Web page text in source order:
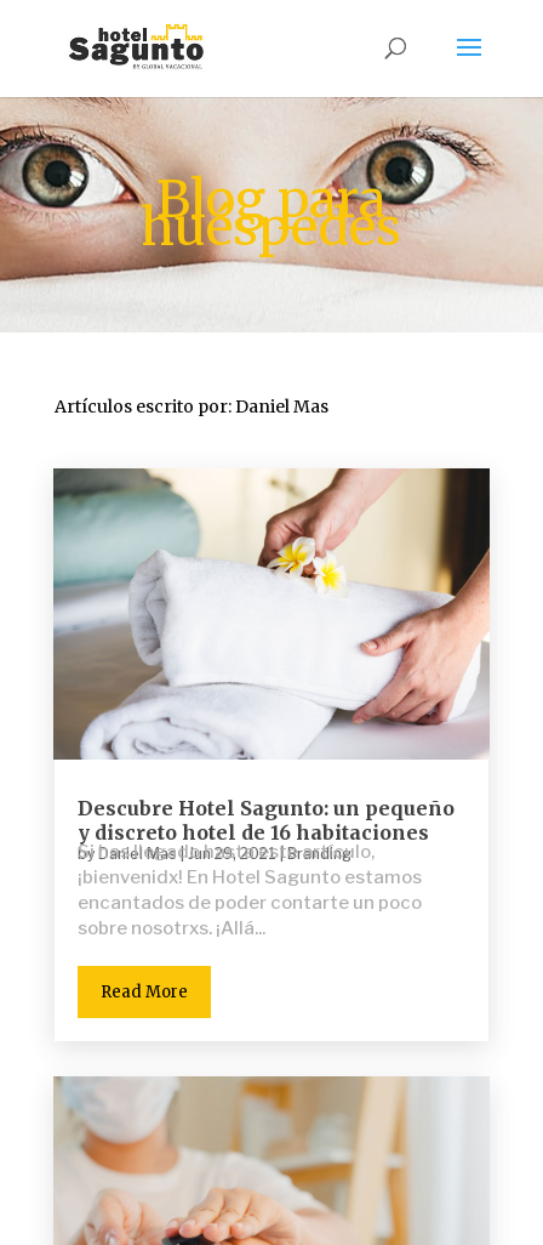
Blog para
huéspedes
Artículos escrito por: Daniel Mas
Descubre Hotel Sagunto: un pequeño
y discreto hotel de 16 habitaciones
by Daniel Mas|Jun 29, 2021|Branding
Si has llegado hasta este artículo,
¡bienvenidx! En Hotel Sagunto estamos
encantados de poder contarte un poco
sobre nosotrxs. ¡Allá...
Read More